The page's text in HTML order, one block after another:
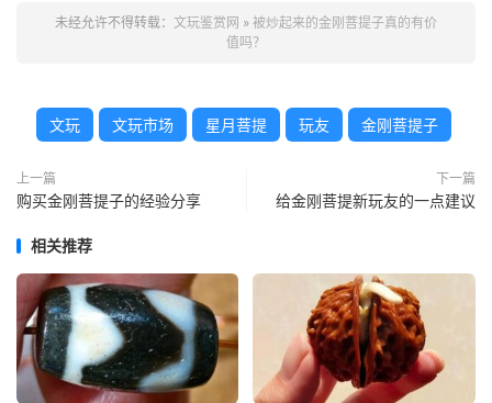
未经允许不得转载： 文玩鉴赏网 » 被炒起来的金刚菩提子真的有价
值吗？
文玩 文玩市场 星月菩提 玩友 金刚菩提子
上一篇
购买金刚菩提子的经验分享
下一篇
给金刚菩提新玩友的一点建议
相关推荐